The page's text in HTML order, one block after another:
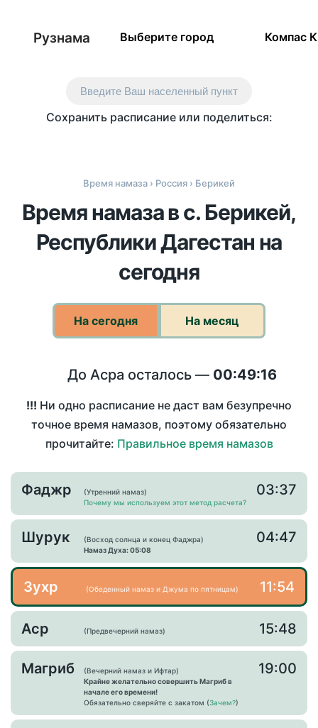
Рузнама Выберите город Компас
Введите Ваш населенный пункт
Сохранить расписание или поделиться:
Время намаза › Россия › Берикей
Время намаза в с. Берикей,
Республики Дагестан на
сегодня
На сегодня На месяц
До Асра осталось — 00:49:16
!!! Ни одно расписание не даст вам безупречно
точное время намазов, поэтому обязательно
прочитайте: Правильное время намазов
Фаджр
(Утренний намаз)
Почему мы используем этот метод расчета?
03:37
Шурук
(Восход солнца и конец Фаджра)
Намаз Духа: 05:08
04:47
Зухр (Обеденный намаз и Джума по пятницам) 11:54
Аср (Предвечерний намаз) 15:48
Магриб
(Вечерний намаз и Ифтар)
Крайне желательно совершить Магриб в
начале его времени!
Обязательно сверяйте с закатом (Зачем?)
19:00